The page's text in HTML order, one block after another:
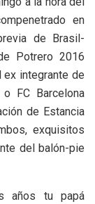
en
de Brasil-
Potrero 2016
integrante de
FC Barcelona
de Estancia
exquisitos
del balón-pie
años tu papá